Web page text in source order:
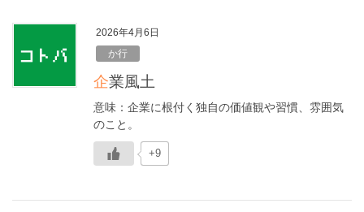
2026年4月6日
か行
企業風土
意味：企業に根付く独自の価値観や習慣、雰囲気
のこと。
+9